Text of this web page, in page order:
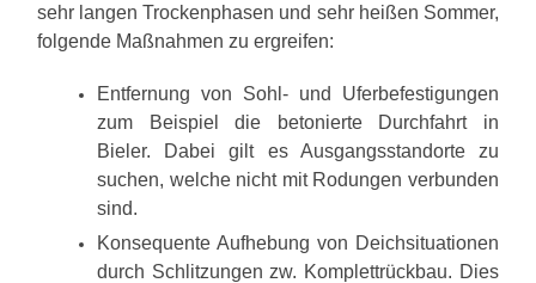
sehr langen Trockenphasen und sehr heißen Sommer,
folgende Maßnahmen zu ergreifen:
Entfernung von Sohl- und Uferbefestigungen
zum Beispiel die betonierte Durchfahrt in
Bieler. Dabei gilt es Ausgangsstandorte zu
suchen, welche nicht mit Rodungen verbunden
sind.
Konsequente Aufhebung von Deichsituationen
durch Schlitzungen zw. Komplettrückbau. Dies